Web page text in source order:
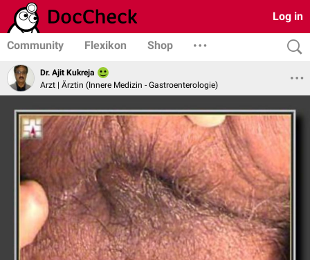
Log in
Community Flexikon Shop
Dr. Ajit Kukreja
Arzt | Ärztin (Innere Medizin - Gastroenterologie)